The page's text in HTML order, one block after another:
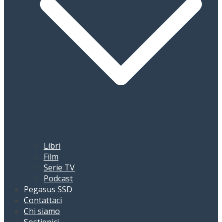
Libri
Film
Serie TV
Podcast
Pegasus SSD
Contattaci
Chi siamo